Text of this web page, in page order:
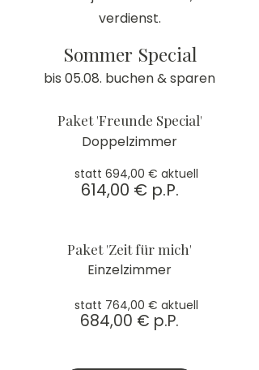
verdienst.
Sommer Special
bis 05.08. buchen & sparen
Paket 'Freunde Special'
614,00 € p.P.
statt 694,00 € aktuell
Doppelzimmer
Paket 'Zeit für mich'
Einzelzimmer
684,00 € p.P.
statt 764,00 € aktuell